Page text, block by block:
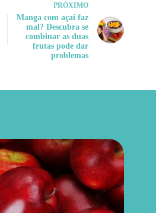
PRÓXIMO
Manga com açaí faz
mal? Descubra se
combinar as duas
frutas pode dar
problemas